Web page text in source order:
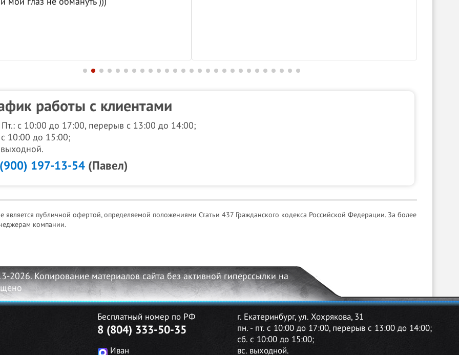
работы с клиентами
Пт.: с 10:00 до 17:00, перерыв с 13:00 до 14:00;
10:00 до 15:00;
197-13-54 (Павел)
публичной офертой, определяемой положениями Статьи 437 Гражданского кодекса Российской Федерации. За более
компании.
2026. Копирование материалов сайта без активной гиперссылки на
Бесплатный номер по РФ
8 (804) 333-50-35
Иван
г. Екатеринбург, ул. Хохрякова, 31
пн. - пт. с 10:00 до 17:00, перерыв с 13:00 до 14:00;
сб. с 10:00 до 15:00;
вс. выходной.